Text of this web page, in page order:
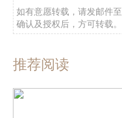
如有意愿转载，请发邮件至
确认及授权后，方可转载。
推荐阅读